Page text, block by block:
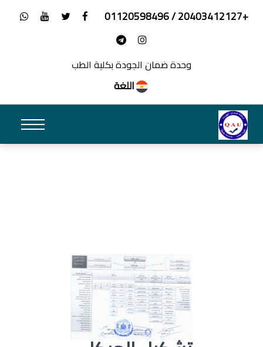
+20403412127 / 01120598496
وحدة ضمان الجودة بكلية الطب
اللغة